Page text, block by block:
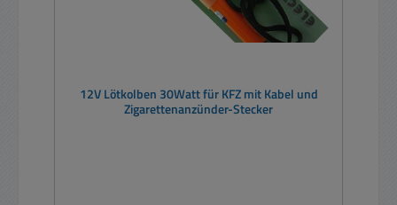
12V Lötkolben 30Watt für KFZ mit Kabel und
Zigarettenanzünder-Stecker